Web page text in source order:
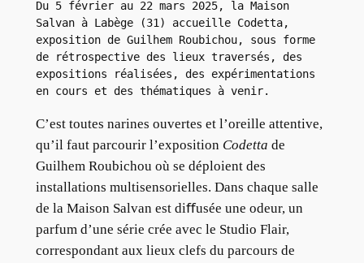
Du 5 février au 22 mars 2025, la Maison
Salvan à Labège (31) accueille Codetta,
exposition de Guilhem Roubichou, sous forme
de rétrospective des lieux traversés, des
expositions réalisées, des expérimentations
en cours et des thématiques à venir.
C’est toutes narines ouvertes et l’oreille attentive,
qu’il faut parcourir l’exposition Codetta de
Guilhem Roubichou où se déploient des
installations multisensorielles. Dans chaque salle
de la Maison Salvan est diﬀusée une odeur, un
parfum d’une série crée avec le Studio Flair,
correspondant aux lieux clefs du parcours de